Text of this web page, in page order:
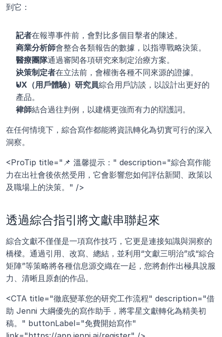
到它：
記者在報導事件前，會對比多個目擊者的陳述。
商業分析師會整合各類報告的數據，以指導戰略決策。
醫療團隊通過審閱各項研究來制定治療方案。
決策制定者在立法前，會權衡各種不同來源的證據。
UX（用戶體驗）研究員綜合用戶訪談，以設計出更好的
產品。
律師結合過往判例，以建構更強而有力的辯護詞。
在任何情境下，綜合寫作都能將資訊轉化為切實可行的深入
洞察。
<ProTip title="📌 溫馨提示：" description="綜合寫作能
力在出社會後依然受用，它會影響您如何評估新聞、政策以
及職場上的決策。" />
透過綜合指引將文獻串聯起來
綜合文獻不僅僅是一項寫作技巧，它更是連接知識與洞察的
橋樑。通過引用、改寫、總結，並利用“文獻三明治”或“綜合
矩陣”等策略將各種信息源交織在一起，您將創作出極具說服
力、清晰且原創的作品。
<CTA title="徹底變革您的研究工作流程" description="借
助 Jenni 大綱優先的寫作助手，將零星文獻轉化為精美初
稿。" buttonLabel="免費開始寫作"